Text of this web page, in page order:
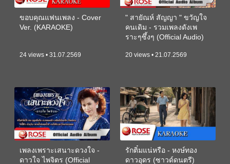
ขอบคุณแฟนเพลง - Cover
Ver. (KARAOKE)
24 views • 31.07.2569
" สายัณห์ สัญญา " ขวัญใจ
คนเดิม - รวมเพลงดังเพ
ราะๆซึ้งๆ (Official Audio)
20 views • 21.07.2569
เพลงเพราะเสนาะดวงใจ -
ดาวใจ ไพจิตร (Official
รักติ๋มแน่หรือ - หงษ์ทอง
ดาวอุดร (ซาวด์ดนตรี)